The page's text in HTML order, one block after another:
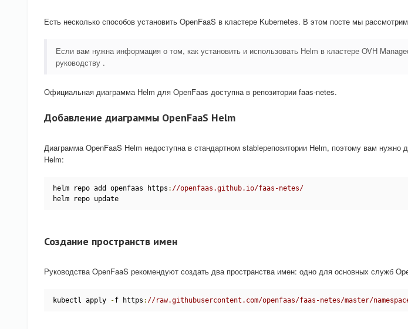
Есть несколько способов установить OpenFaaS в кластере Kubernetes. В этом посте мы
Если вам нужна информация о том, как установить и использовать Helm в кластере OVH
руководству .
Официальная диаграмма Helm для OpenFaas доступна в репозитории faas-netes.
Добавление диаграммы OpenFaaS Helm
Диаграмма OpenFaaS Helm недоступна в стандартном stableрепозитории Helm, поэтому вам нужно
Helm:
helm repo add openfaas https : //openfaas.github.io/faas-netes/
helm repo update
Создание пространств имен
Руководства OpenFaaS рекомендуют создать два пространства имен: одно для основных служб
kubectl apply -f https : //raw.githubusercontent.com/openfaas/faas-netes/master/